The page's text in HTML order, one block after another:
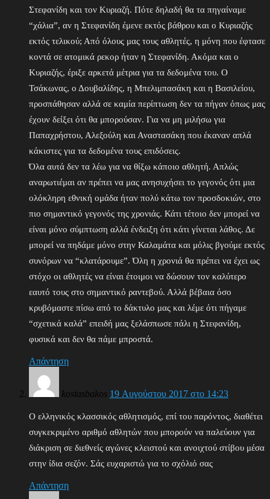
Στεφανίδη και τον Κυριαζή. Πότε δηλαδή θα τα πηγαίναμε
“χάλια”, αν η Στεφανίδη έμενε εκτός βάθρου και ο Κυριαζής
εκτός τελικού; Από όλους μας τους αθλητές, η μόνη που έφτασε
κοντά σε ατομικά ρεκορ ήταν η Στεφανίδη. Ακόμα και ο
Κυριαζής, έριξε αρκετά μέτρια για τα δεδομένα του. Ο
Τσάκωνας, ο Δουβαλίδης, η Μπελιμπασάκη και η Βασιλείου,
προσπάθησαν αλλά σε καμία περίπτωση δεν τα πήγαν όπως μας
έχουν δείξει ότι θα μπορούσαν. Για να μη μιλήσω για
Παπαχρήστου, Αλεξούλη και Αναστασάκη που έκαναν απλά
κάκιστες για τα δεδομένα τους επιδόσεις.
Όλα αυτά δεν τα λέω για να θίξω κάποιο αθλητή. Απλώς
αναρωτιέμαι αν πρέπει να μας ανησυχήσει το γεγονός ότι μια
ολόκληρη εθνική ομάδα ήταν πολύ κάτω τον προσδοκιών, στο
πιο σημαντικό γεγονός της χρονιάς. Κάτι τέτοιο δεν μπορεί να
είναι μόνο σύμπτωση αλλά ένδειξη ότι κάτι γίνεται λάθος. Δε
μπορεί να πηδάμε μόνο στην Καλαμάτα και μόλις βγούμε εκτός
συνόρων να “κλατάρουμε”. Όλη η χρονιά θα πρέπει να έχει ως
στόχο οι αθλητές να είναι έτοιμοι να δώσουν τον καλύτερο
εαυτό τους στο σημαντικό ραντεβού. Αλλά βέβαια όσο
κρυβόμαστε πίσω από το δάκτυλο μας και λέμε ότι πήγαμε
“σχετικά καλά” επειδή μας ξελάσπωσε πάλι η Στεφανίδη,
φυσικά και δεν θα πάμε μπροστά.
Απάντηση
kostasbakos 19 Αυγούστου 2017 στο 14:23
Ο ελληνικός κλασσικός αθλητισμός, επί του παρόντος, διαθέτει
συγκεκριμένο αριθμό αθλητών που μπορούν να παλεύουν για
διάκριση σε διεθνείς αγώνες κλειστού και ανοιχτού στίβου μέσα
στην ίδια σεζόν. Σάς ευχαριστώ για το σχόλιό σας
Απάντηση